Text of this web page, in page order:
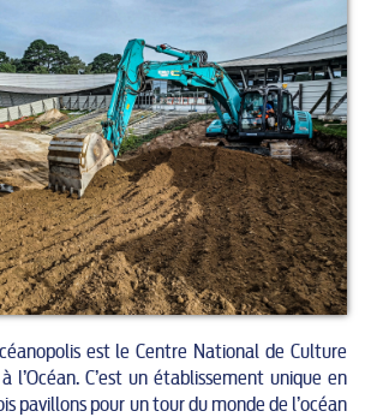
est le Centre National de Culture
l’Océan. C’est un établissement unique en
pavillons pour un tour du monde de l’océan